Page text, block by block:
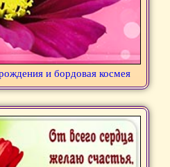
и бордовая космея